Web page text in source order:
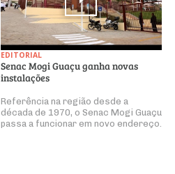
EDITORIAL
Senac Mogi Guaçu ganha novas
instalações
Referência na região desde a
década de 1970, o Senac Mogi Guaçu
passa a funcionar em novo endereço.